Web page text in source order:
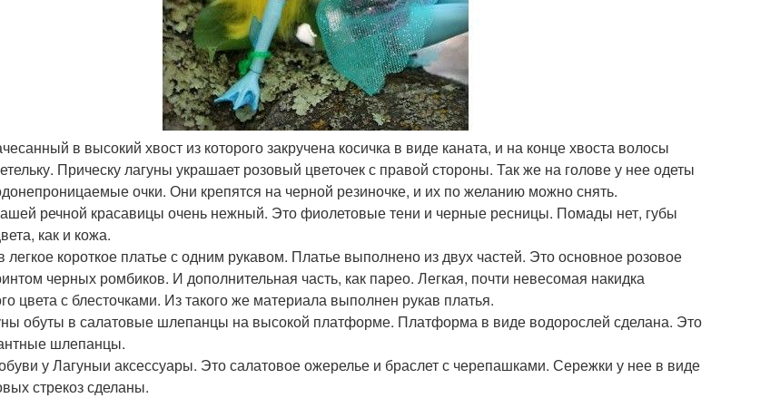
в высокий хвост из которого закручена косичка в виде каната, и на конце хвоста волосы
Прическу лагуны украшает розовый цветочек с правой стороны. Так же на голове у нее одеты
очки. Они крепятся на черной резиночке, и их по желанию можно снять.
речной красавицы очень нежный. Это фиолетовые тени и черные ресницы. Помады нет, губы
как и кожа.
легкое короткое платье с одним рукавом. Платье выполнено из двух частей. Это основное розовое
черных ромбиков. И дополнительная часть, как парео. Легкая, почти невесомая накидка
цвета с блесточками. Из такого же материала выполнен рукав платья.
обуты в салатовые шлепанцы на высокой платформе. Платформа в виде водорослей сделана. Это
шлепанцы.
у Лагуныи аксессуары. Это салатовое ожерелье и браслет с черепашками. Сережки у нее в виде
стрекоз сделаны.